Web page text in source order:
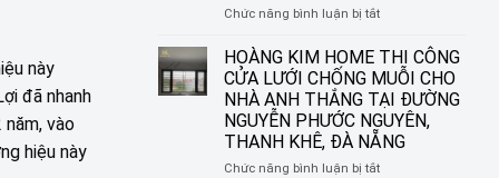
này
đã nhanh
vào
hiệu này
SÁO
TẠI
ĐƯỜNG
NGUYỄN
SINH
SẮC,
LIÊN
CHIỂU,
Chức năng bình luận bị tắtở
CUỐN
IN
TRANH
HOÀNG
KIM
HOME
–
HOÀNG KIM HOME THI CÔNG
CỬA LƯỚI CHỐNG MUỖI CHO
NHÀ ANH THẮNG TẠI ĐƯỜNG
NGUYỄN PHƯỚC NGUYÊN,
THANH KHÊ, ĐÀ NẴNG
Chức năng bình luận bị tắtở